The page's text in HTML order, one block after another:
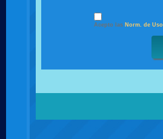
Acepto las Norm. de Uso